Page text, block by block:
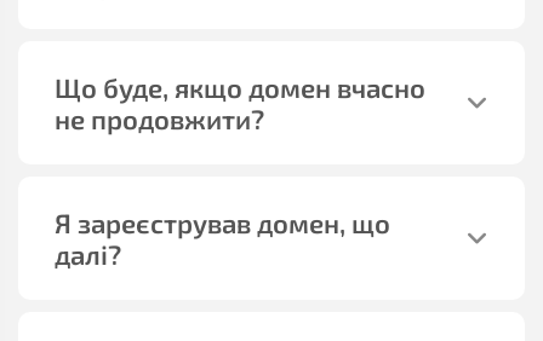
Що буде, якщо домен вчасно
не продовжити?
Я зареєстрував домен, що
далі?